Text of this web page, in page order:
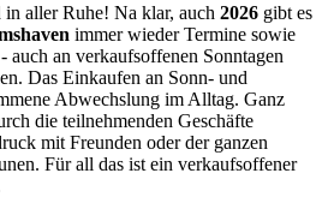
in aller Ruhe! Na klar, auch 2026 gibt es
immer wieder Termine sowie
an verkaufsoffenen Sonntagen
Das Einkaufen an Sonn- und
Abwechslung im Alltag. Ganz
die teilnehmenden Geschäfte
mit Freunden oder der ganzen
Für all das ist ein verkaufsoffener